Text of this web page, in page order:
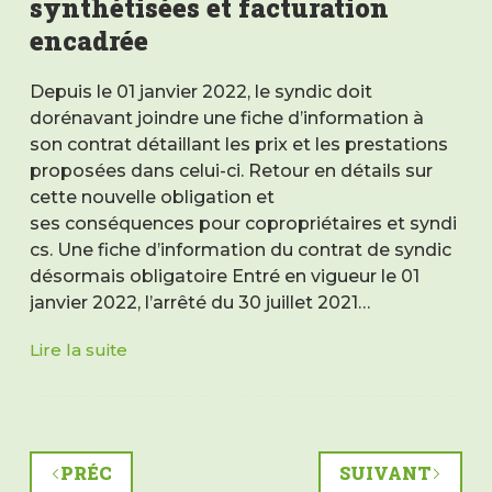
synthétisées et facturation
encadrée
Depuis le 01 janvier 2022, le syndic doit
dorénavant joindre une fiche d’information à
son contrat détaillant les prix et les prestations
proposées dans celui-ci. Retour en détails sur
cette nouvelle obligation et
ses conséquences pour copropriétaires et syndi
cs. Une fiche d’information du contrat de syndic
désormais obligatoire Entré en vigueur le 01
janvier 2022, l’arrêté du 30 juillet 2021…
Lire la suite
Fiche
de
syndic
PRÉC SUIVANT